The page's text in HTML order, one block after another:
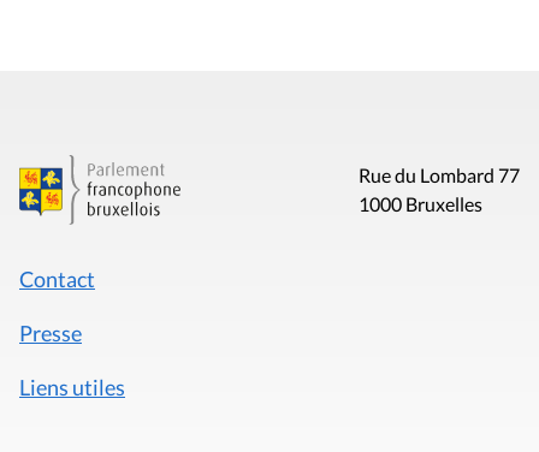
Rue du Lombard 77
1000 Bruxelles
Contact
Presse
Liens utiles